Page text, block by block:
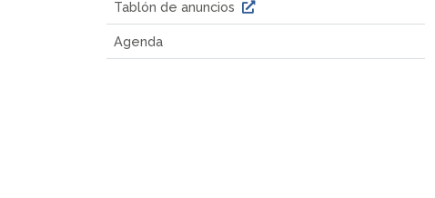
Tablón de anuncios
Agenda